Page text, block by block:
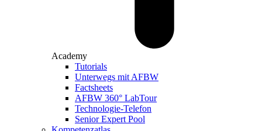
Academy
Tutorials
Unterwegs mit AFBW
Factsheets
AFBW 360° LabTour
Technologie-Telefon
Senior Expert Pool